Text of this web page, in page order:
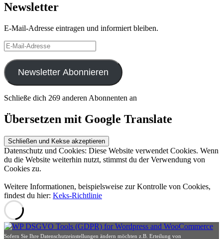
Newsletter
E-Mail-Adresse eintragen und informiert bleiben.
E-
Mail-
Adresse
Newsletter Abonnieren
Schließe dich 269 anderen Abonnenten an
Übersetzen mit Google Translate
Datenschutz und Cookies: Diese Website verwendet Cookies. Wenn
du die Website weiterhin nutzt, stimmst du der Verwendung von
Cookies zu.
Weitere Informationen, beispielsweise zur Kontrolle von Cookies,
findest du hier: Keks-Richtlinie
Sofern Sie Ihre Datenschutzeinstellungen ändern möchten z.B. Erteilung von